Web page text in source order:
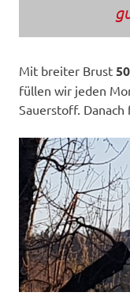
Mit breiter Brust
füllen wir jeden
Sauerstoff.